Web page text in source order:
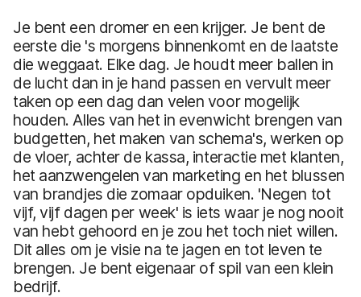
Je bent een dromer en een krijger. Je bent de
eerste die 's morgens binnenkomt en de laatste
die weggaat. Elke dag. Je houdt meer ballen in
de lucht dan in je hand passen en vervult meer
taken op een dag dan velen voor mogelijk
houden. Alles van het in evenwicht brengen van
budgetten, het maken van schema's, werken op
de vloer, achter de kassa, interactie met klanten,
het aanzwengelen van marketing en het blussen
van brandjes die zomaar opduiken. 'Negen tot
vijf, vijf dagen per week' is iets waar je nog nooit
van hebt gehoord en je zou het toch niet willen.
Dit alles om je visie na te jagen en tot leven te
brengen. Je bent eigenaar of spil van een klein
bedrijf.